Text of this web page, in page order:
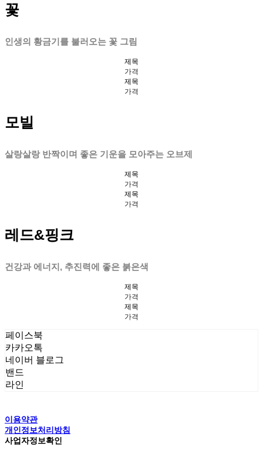
꽃
인생의 황금기를 불러오는 꽃 그림
제목
가격
제목
가격
모빌
살랑살랑 반짝이며 좋은 기운을 모아주는 오브제
제목
가격
제목
가격
레드&핑크
건강과 에너지, 추진력에 좋은 붉은색
제목
가격
제목
가격
페이스북
카카오톡
네이버 블로그
밴드
라인
이용약관
개인정보처리방침
사업자정보확인